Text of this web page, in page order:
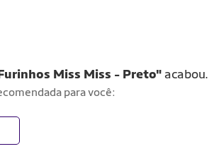
Miss Miss - Preto"acabou.
para você: